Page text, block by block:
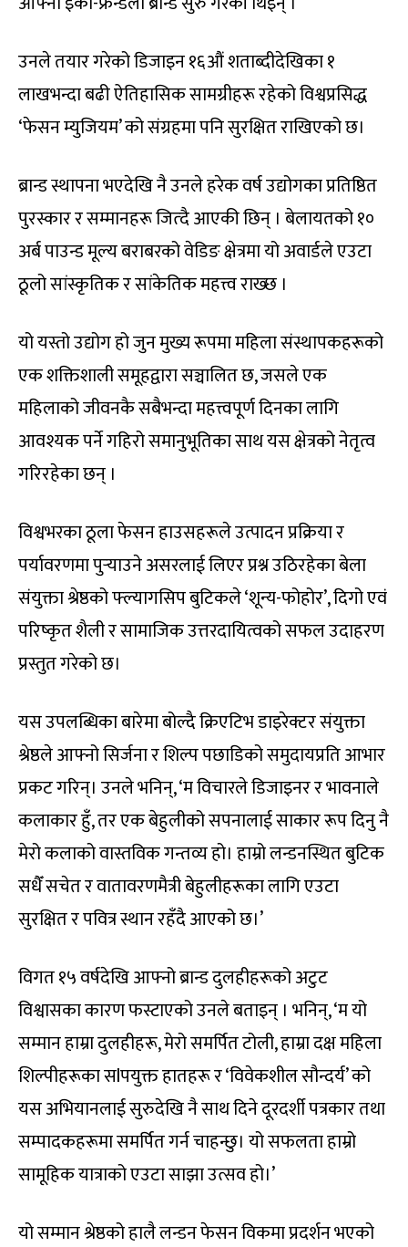
उनले तयार गरेको डिजाइन १६औं शताब्दीदेखिका १
लाखभन्दा बढी ऐतिहासिक सामग्रीहरू रहेको विश्वप्रसिद्ध
‘फेसन म्युजियम’ को संग्रहमा पनि सुरक्षित राखिएको छ।
ब्रान्ड स्थापना भएदेखि नै उनले हरेक वर्ष उद्योगका प्रतिष्ठित
पुरस्कार र सम्मानहरू जित्दै आएकी छिन् । बेलायतको १०
अर्ब पाउन्ड मूल्य बराबरको वेडिङ क्षेत्रमा यो अवार्डले एउटा
ठूलो सांस्कृतिक र सांकेतिक महत्त्व राख्छ ।
यो यस्तो उद्योग हो जुन मुख्य रूपमा महिला संस्थापकहरूको
एक शक्तिशाली समूहद्वारा सञ्चालित छ, जसले एक
महिलाको जीवनकै सबैभन्दा महत्त्वपूर्ण दिनका लागि
आवश्यक पर्ने गहिरो समानुभूतिका साथ यस क्षेत्रको नेतृत्व
गरिरहेका छन् ।
विश्वभरका ठूला फेसन हाउसहरूले उत्पादन प्रक्रिया र
पर्यावरणमा पुर्‍याउने असरलाई लिएर प्रश्न उठिरहेका बेला
संयुक्ता श्रेष्ठको फ्ल्यागसिप बुटिकले ‘शून्य-फोहोर’, दिगो एवं
परिष्कृत शैली र सामाजिक उत्तरदायित्वको सफल उदाहरण
प्रस्तुत गरेको छ।
यस उपलब्धिका बारेमा बोल्दै क्रिएटिभ डाइरेक्टर संयुक्ता
श्रेष्ठले आफ्नो सिर्जना र शिल्प पछाडिको समुदायप्रति आभार
प्रकट गरिन्। उनले भनिन्, ‘म विचारले डिजाइनर र भावनाले
कलाकार हुँ, तर एक बेहुलीको सपनालाई साकार रूप दिनु नै
मेरो कलाको वास्तविक गन्तव्य हो। हाम्रो लन्डनस्थित बुटिक
सधैँ सचेत र वातावरणमैत्री बेहुलीहरूका लागि एउटा
सुरक्षित र पवित्र स्थान रहँदै आएको छ।’
विगत १५ वर्षदेखि आफ्नो ब्रान्ड दुलहीहरूको अटुट
विश्वासका कारण फस्टाएको उनले बताइन् । भनिन्, ‘म यो
सम्मान हाम्रा दुलहीहरू, मेरो समर्पित टोली, हाम्रा दक्ष महिला
शिल्पीहरूका सlपयुक्त हातहरू र ‘विवेकशील सौन्दर्य’ को
यस अभियानलाई सुरुदेखि नै साथ दिने दूरदर्शी पत्रकार तथा
सम्पादकहरूमा समर्पित गर्न चाहन्छु। यो सफलता हाम्रो
सामूहिक यात्राको एउटा साझा उत्सव हो।’
यो सम्मान श्रेष्ठको हालै लन्डन फेसन विकमा प्रदर्शन भएको